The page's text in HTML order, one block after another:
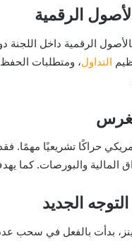
الرقمية
الرقمية داخل
التداول، ومتطلبات
المالية والبورصات. كما
الجديد
بدأت بالفعل في سحب